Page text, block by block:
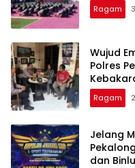
Ragam
Wujud
Polres
Ragam
Jelang
dan